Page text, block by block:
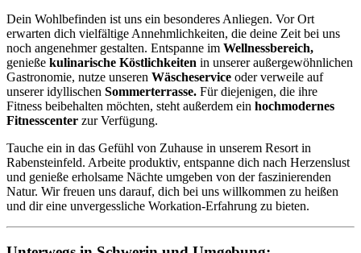
Dein Wohlbefinden ist uns ein besonderes Anliegen. Vor Ort
erwarten dich vielfältige Annehmlichkeiten, die deine Zeit bei uns
noch angenehmer gestalten. Entspanne im Wellnessbereich,
genieße kulinarische Köstlichkeiten in unserer außergewöhnlichen
Gastronomie, nutze unseren Wäscheservice oder verweile auf
unserer idyllischen Sommerterrasse. Für diejenigen, die ihre
Fitness beibehalten möchten, steht außerdem ein hochmodernes
Fitnesscenter zur Verfügung.
Tauche ein in das Gefühl von Zuhause in unserem Resort in
Rabensteinfeld. Arbeite produktiv, entspanne dich nach Herzenslust
und genieße erholsame Nächte umgeben von der faszinierenden
Natur. Wir freuen uns darauf, dich bei uns willkommen zu heißen
und dir eine unvergessliche Workation-Erfahrung zu bieten.